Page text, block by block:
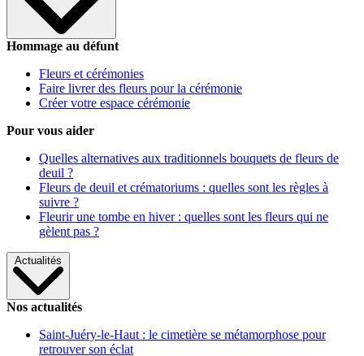
Hommage au défunt
Fleurs et cérémonies
Faire livrer des fleurs pour la cérémonie
Créer votre espace cérémonie
Pour vous aider
Quelles alternatives aux traditionnels bouquets de fleurs de
deuil ?
Fleurs de deuil et crématoriums : quelles sont les règles à
suivre ?
Fleurir une tombe en hiver : quelles sont les fleurs qui ne
gèlent pas ?
Actualités
Nos actualités
Saint-Juéry-le-Haut : le cimetière se métamorphose pour
retrouver son éclat